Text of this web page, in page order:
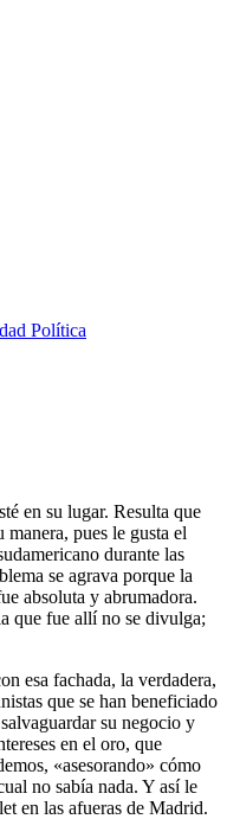
Política
en su lugar. Resulta que
manera, pues le gusta el
durante las
se agrava porque la
absoluta y abrumadora.
que fue allí no se divulga;
esa fachada, la verdadera,
que se han beneficiado
su negocio y
en el oro, que
«asesorando» cómo
no sabía nada. Y así le
en las afueras de Madrid.